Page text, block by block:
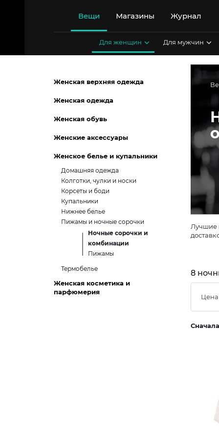
Вещи Магазины Журнал
Для женщин Для мужчин
Лучшие
8
Цена
Женская верхняя одежда
Женская одежда
Женская обувь
Женские аксессуары
Женское белье и купальники
Домашняя одежда
Колготки, чулки и носки
Корсеты и боди
Купальники
Нижнее белье
Пижамы и ночные сорочки
Ночные сорочки и
комбинации
Пижамы
Термобелье
Женская косметика и
парфюмерия